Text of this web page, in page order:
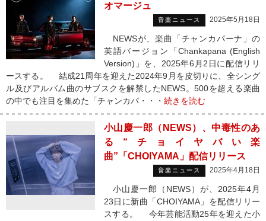
オマージュ
音楽ニュース 2025年5月18日
NEWSが、楽曲「チャンカパーナ」の
英語バージョン「Chankapana (English
Version)」を、2025年6月2日に配信リリ
ースする。 結成21周年を迎えた2024年9月を皮切りに、全シング
ル及びアルバム曲のサブスクを解禁したNEWS。500を超える楽曲
の中でも注目を集めた「チャンカパ・・・ 続きを読む
小山慶一郎（NEWS）、中毒性のあ
る“チョイヤバい楽
曲”「CHOIYAMA」配信リリース
音楽ニュース 2025年4月18日
小山慶一郎（NEWS）が、2025年4月
23日に新曲「CHOIYAMA」を配信リリー
スする。 今年芸能活動25年を迎えた小